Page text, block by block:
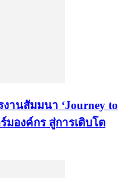
านสัมมนา ‘Journey to
มองค์กร สู่การเติบโต